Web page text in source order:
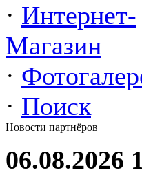
· Интернет-
Магазин
·
· Поиск
Новости партнёров
06.08.2026